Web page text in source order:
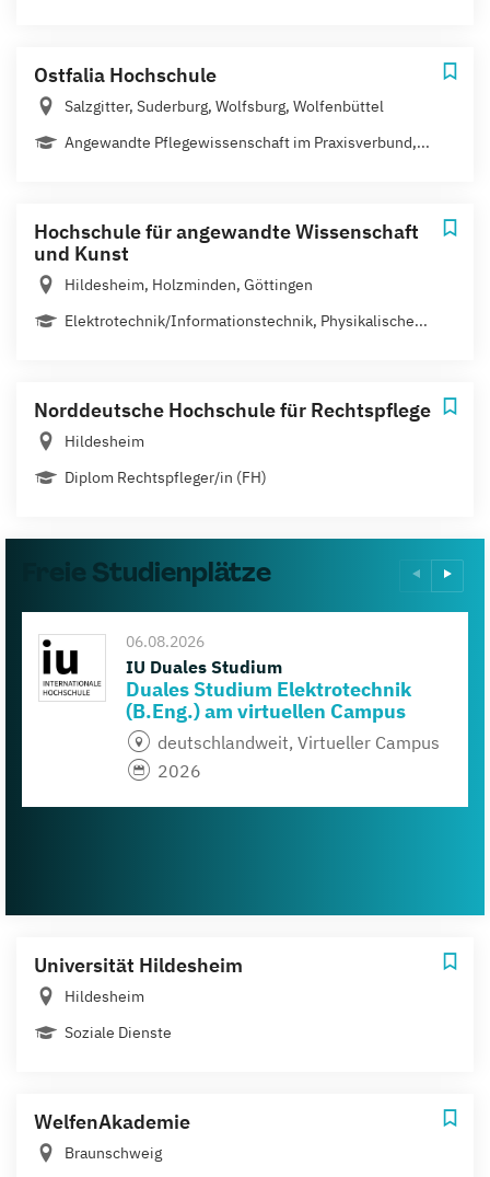
Ostfalia Hochschule
Salzgitter, Suderburg, Wolfsburg, Wolfenbüttel
Angewandte Pflegewissenschaft im Praxisverbund,...
Hochschule für angewandte Wissenschaft
und Kunst
Hildesheim, Holzminden, Göttingen
Elektrotechnik/Informationstechnik, Physikalische...
Norddeutsche Hochschule für Rechtspflege
Hildesheim
Diplom Rechtspfleger/in (FH)
Freie Studienplätze
06.08.2026
IU Duales Studium
Duales Studium Elektrotechnik
(B.Eng.) am virtuellen Campus
deutschlandweit, Virtueller Campus
2026
Universität Hildesheim
Hildesheim
Soziale Dienste
WelfenAkademie
Braunschweig